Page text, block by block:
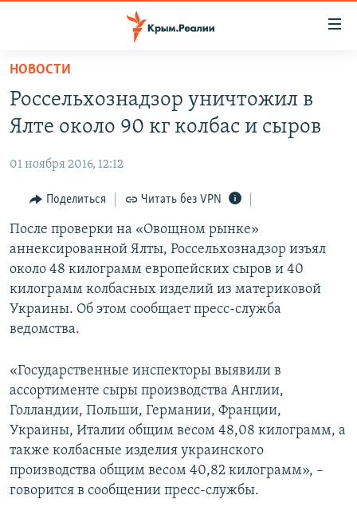
Вернуться
основному
содержанию
навигации
Вернутся
поиску
КАРТА ВОЕННЫХ ОБЪЕКТОВ КРЫМА
11 ЛЕТ ОККУПАЦИИ КРЫМА. 11 ИСТОРИЙ СОПРОТИВЛЕНИЯ
ИСТОРИЯ
ЕЩЕ
ИНТЕРАКТИВ
ИНФОГРАФИКА
ТЕЛЕПРОЕКТ КРЫМ.РЕАЛИИ
СОВЕТЫ ПРАВОЗАЩИТНИКОВ
ПОБЕДИТЕЛЕЙ НЕ СУДЯТ?
КРЫМ.НЕПОКОРЕННЫЙ
ELIFBE
УКРАИНСКАЯ ПРОБЛЕМА КРЫМА
РАДІО СВОБОДА
КАК ОБОЙТИ БЛОКИРОВКУ
Українською
Qırımtatar
ПРИСОЕДИНЯЙТЕСЬ!
Все сайты RFE/RL
НОВОСТИ
Россельхознадзор уничтожил в
Ялте около 90 кг колбас и сыров
01 ноября 2016, 12:12
Поделиться Читать без VPN
После проверки на «Овощном рынке»
аннексированной Ялты, Россельхознадзор изъял
около 48 килограмм европейских сыров и 40
килограмм колбасных изделий из материковой
Украины. Об этом сообщает пресс-служба
ведомства.
«Государственные инспекторы выявили в
ассортименте сыры производства Англии,
Голландии, Польши, Германии, Франции,
Украины, Италии общим весом 48,08 килограмм, а
также колбасные изделия украинского
производства общим весом 40,82 килограмм», –
говорится в сообщении пресс-службы.